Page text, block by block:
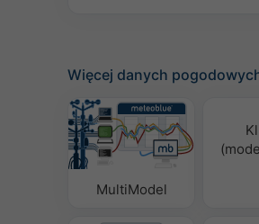
Więcej danych
MultiModel